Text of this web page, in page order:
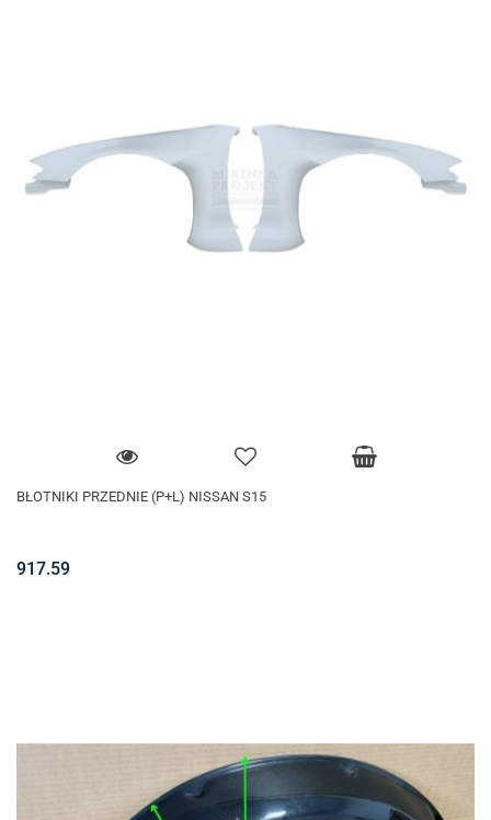
BŁOTNIKI PRZEDNIE (P+L) NISSAN S15
917.59